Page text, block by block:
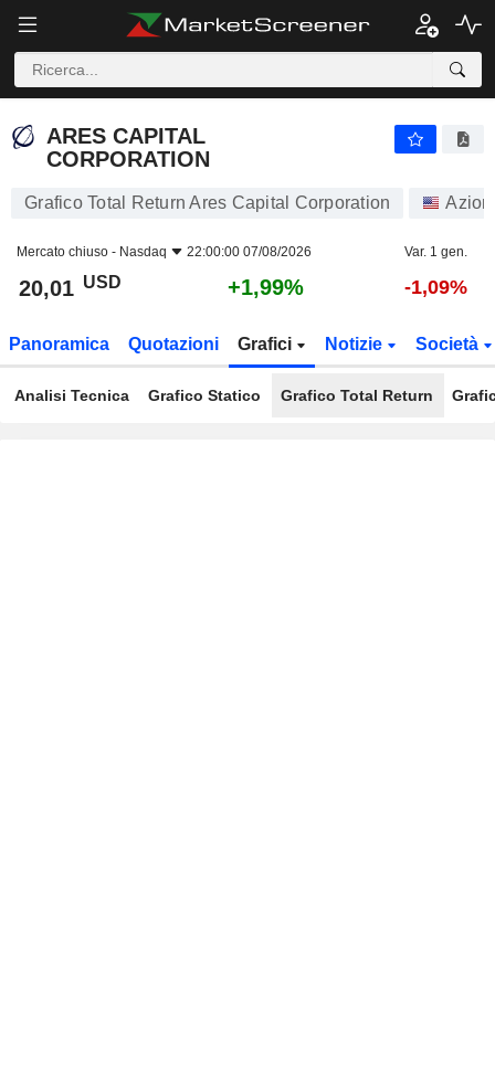
ARES CAPITAL
CORPORATION
Grafico Total Return Ares Capital Corporation
Mercato chiuso - Nasdaq 22:00:00 07/08/2026 Var. 1 gen.
20,01 USD +1,99% -1,09%
Panoramica Quotazioni Grafici Notizie Società
Analisi Tecnica Grafico Statico Grafico Total Return